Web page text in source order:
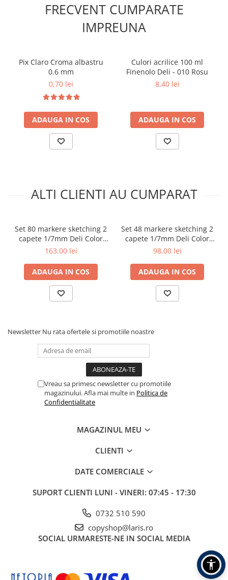
Perforatoare
Tavite pentru documente
Tus , tusiere si indigo
Foarfeci si cuttere
Calculatoare de birou
Ambalare si marcare
Aparate de aplicat preturi
Elastice si sfoara
Laminatoare
Distrugatoare de documente
Aparate de indosariat
Trimmere & Ghilotine
Accesorii pentru whiteboard
Flipchart-uri
Accesorii pentru panouri
Table albe magnetice - whiteboard
Accesorii pentru flipchart
Accesorii IT
Baterii & Acumulatori
Detergenti
FRECVENT CUMPARATE
IMPREUNA
Pix Claro Croma albastru
0.6 mm
0,70 lei
ADAUGA IN COS
Culori acrilice 100 ml
Finenolo Deli - 010 Rosu
8,40 lei
ADAUGA IN COS
ALTI CLIENTI AU CUMPARAT
Set 80 markere sketching 2
capete 1/7mm Deli Color
Emotion
163,00 lei
ADAUGA IN COS
Set 48 markere sketching 2
capete 1/7mm Deli Color
Emotion
98,00 lei
ADAUGA IN COS
Newsletter Nu rata ofertele si promotiile noastre
Vreau sa primesc newsletter cu promotiile
magazinului. Afla mai multe in Politica de
Confidentialitate
MAGAZINUL MEU
CLIENTI
DATE COMERCIALE
SUPORT CLIENTI LUNI - VINERI: 07:45 - 17:30
0732 510 590
copyshop@laris.ro
SOCIAL URMARESTE-NE IN SOCIAL MEDIA